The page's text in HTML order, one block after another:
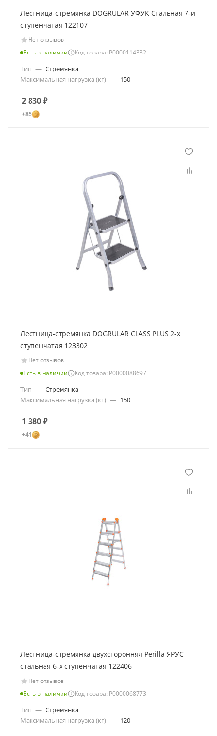
Лестница-стремянка DOGRULAR УФУК Стальная 7-и
ступенчатая 122107
Нет отзывов
Есть в наличии
Код товара: Р0000114332
Тип — Стремянка
Максимальная нагрузка (кг) — 150
2 830₽
+85
Лестница-стремянка DOGRULAR CLASS PLUS 2-х
ступенчатая 123302
Нет отзывов
Есть в наличии
Код товара: Р0000088697
Тип — Стремянка
Максимальная нагрузка (кг) — 150
1 380₽
+41
Лестница-стремянка двухсторонняя Perilla ЯРУС
стальная 6-х ступенчатая 122406
Нет отзывов
Есть в наличии
Код товара: Р0000068773
Тип — Стремянка
Максимальная нагрузка (кг) — 120